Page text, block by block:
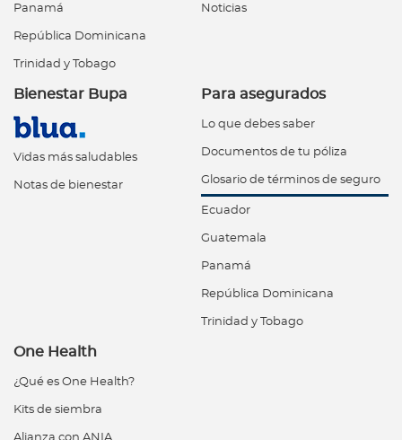
Panamá
República Dominicana
Trinidad y Tobago
Noticias
Bienestar Bupa
Vidas más saludables
Notas de bienestar
Para asegurados
Lo que debes saber
Documentos de tu póliza
Glosario de términos de seguro
Ecuador
Guatemala
Panamá
República Dominicana
Trinidad y Tobago
One Health
¿Qué es One Health?
Kits de siembra
Alianza con ANIA